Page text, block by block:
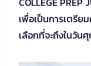
เพื่อเป็นการเตรี
เลือกที่จะถึงในวัน